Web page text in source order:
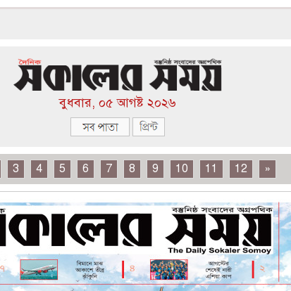
বুধবার, ০৫ আগষ্ট ২০২৬
3 4 5 6 7 8 9 10 11 12 »